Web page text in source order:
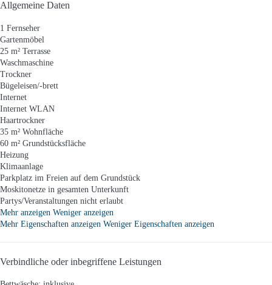
Allgemeine Daten
1 Fernseher
Gartenmöbel
25 m² Terrasse
Waschmaschine
Trockner
Bügeleisen/-brett
Internet
Internet WLAN
Haartrockner
35 m² Wohnfläche
60 m² Grundstücksfläche
Heizung
Klimaanlage
Parkplatz im Freien auf dem Grundstück
Moskitonetze in gesamten Unterkunft
Partys/Veranstaltungen nicht erlaubt
Mehr anzeigen Weniger anzeigen
Mehr Eigenschaften anzeigen Weniger Eigenschaften anzeigen
Verbindliche oder inbegriffene Leistungen